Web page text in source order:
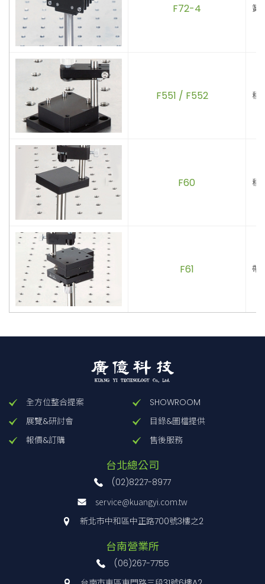
F72-4 簧
F551 / F552 稜
F60 稜
F61 帶
全方位整合提案
SHOWROOM
展覽&研討會
目錄&圖檔提供
報價&訂購
售後服務
台北總公司
(02)8227-8977
service@kuangyi.com.tw
新北市中和區中正路700號3樓之2
台南營業所
(06)267-7755